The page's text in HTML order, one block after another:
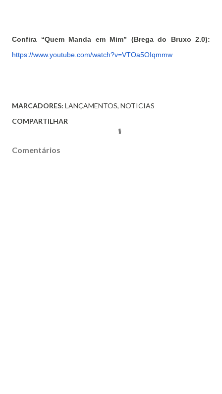
Confira “Quem Manda em Mim” (Brega do Bruxo 2.0):
https://www.youtube.com/watch?v=VTOa5OIqmmw
MARCADORES: LANÇAMENTOS NOTICIAS
COMPARTILHAR
Comentários